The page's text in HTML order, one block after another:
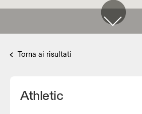
Torna ai risultati
Athletic